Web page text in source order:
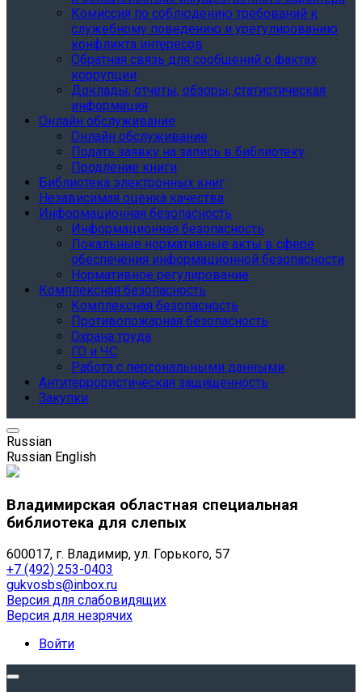
Комиссия по соблюдению требований к
служебному поведению и урегулированию
конфликта интересов
Обратная связь для сообщений о фактах
коррупции
Доклады, отчеты, обзоры, статистическая
информация
Онлайн обслуживание
Онлайн обслуживание
Подать заявку на запись в библиотеку
Продление книги
Библиотека электронных книг
Независимая оценка качества
Информационная безопасность
Информационная безопасность
Локальные нормативные акты в сфере
обеспечения информационной безопасности
Нормативное регулирование
Комплексная безопасность
Комплексная безопасность
Противопожарная безопасность
Охрана труда
ГО и ЧС
Работа с персональными данными
Антитеррористическая защищенность
Закупки
Russian
Russian English
Владимирская областная специальная
библиотека для слепых
600017, г. Владимир, ул. Горького, 57
+7 (492) 253-0403
gukvosbs@inbox.ru
Версия для слабовидящих
Версия для незрячих
Войти